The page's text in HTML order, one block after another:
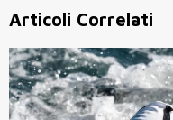
Articoli Correlati